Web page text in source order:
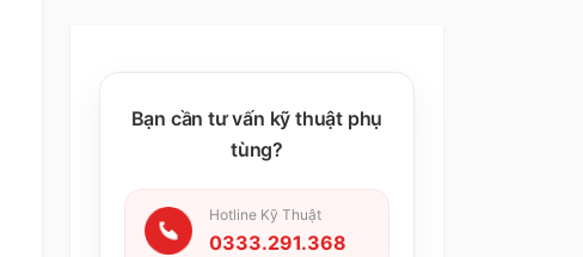
Bạn cần tư vấn kỹ thuật phụ
tùng?
Hotline Kỹ Thuật
0333.291.368